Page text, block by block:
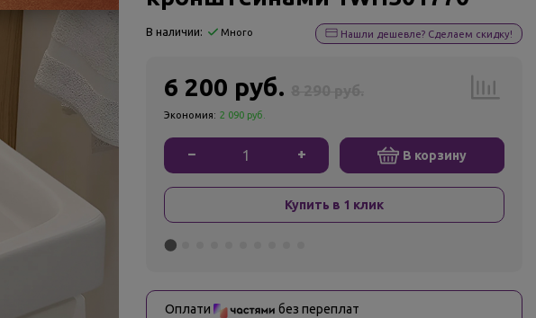
В наличии: Много Нашли дешевле? Сделаем скидку!
6 200 руб.
Экономия: 2 090 руб.
− + В корзину
Купить в 1 клик
Оплати без переплат